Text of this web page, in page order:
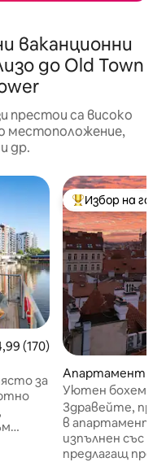
ваканционни
до Old Town
престои са високо
местоположение,
др.
оценка: 4,99 от 5,
(170)
за
Най-популярен
Избор на
Апартамент –
Уютен
Group View
Здравейте,
в апартамента
изпълнен със
предлагащ